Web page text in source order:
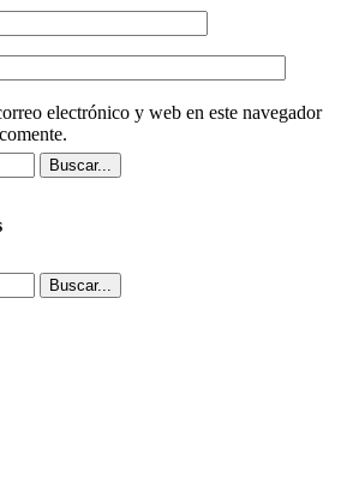
Buscar...
Buscar...
electrónico y web en este navegador